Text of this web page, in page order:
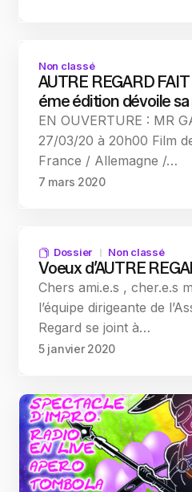
Non classé
AUTRE REGARD
éme édition dévoile
EN OUVERTURE : MR
27/03/20 à 20h00 Film
France / Allemagne /…
7 mars 2020
Dossier Non classé
Voeux d’AUTRE
Chers ami.e.s , cher.e.s
l’équipe dirigeante de
Regard se joint à…
5 janvier 2020